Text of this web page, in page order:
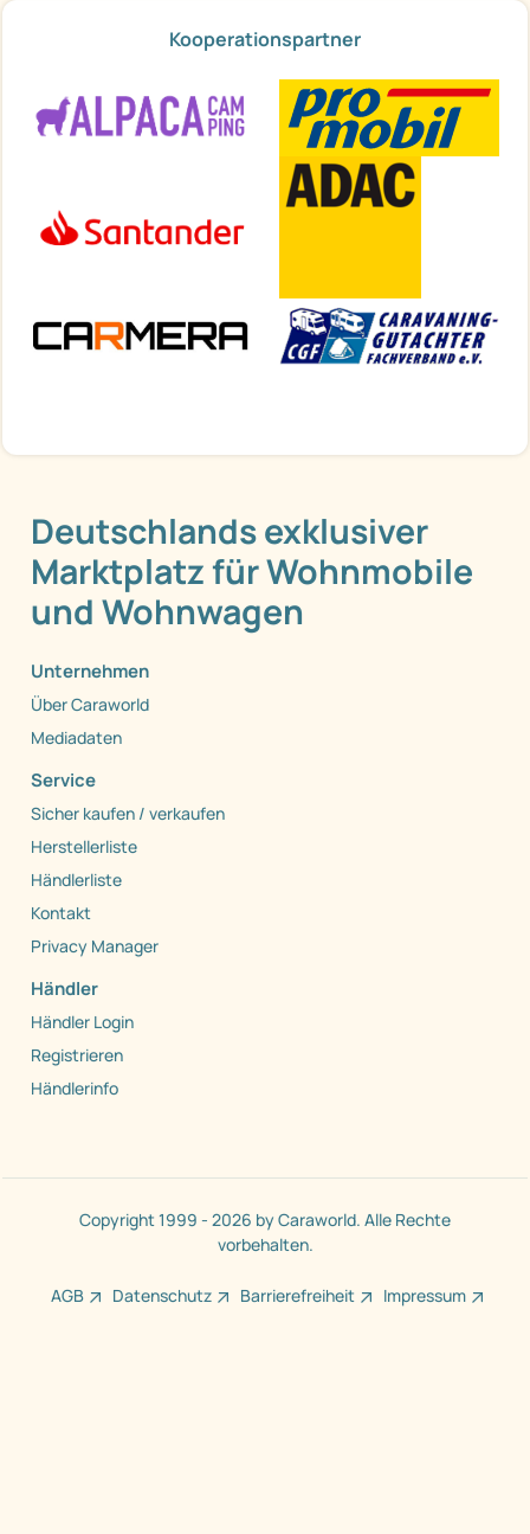
Kooperationspartner
Deutschlands exklusiver
Marktplatz für Wohnmobile
und Wohnwagen
Unternehmen
Über Caraworld
Mediadaten
Service
Sicher kaufen / verkaufen
Herstellerliste
Händlerliste
Kontakt
Privacy Manager
Händler
Händler Login
Registrieren
Händlerinfo
Copyright 1999 - 2026 by Caraworld. Alle Rechte
vorbehalten.
AGB Datenschutz Barrierefreiheit Impressum